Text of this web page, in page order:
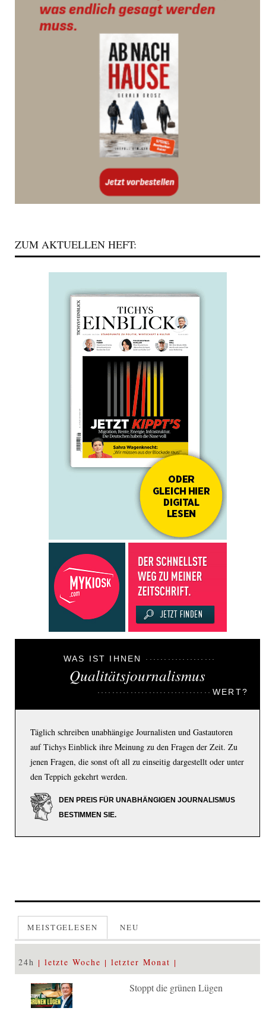
ZUM AKTUELLEN HEFT:
WAS IST IHNEN
Qualitätsjournalismus
WERT?
Täglich schreiben unabhängige Journalisten und Gastautoren
auf Tichys Einblick ihre Meinung zu den Fragen der Zeit. Zu
jenen Fragen, die sonst oft all zu einseitig dargestellt oder unter
den Teppich gekehrt werden.
DEN PREIS FÜR UNABHÄNGIGEN JOURNALISMUS
BESTIMMEN SIE.
MEISTGELESEN NEU
24h letzte Woche letzter Monat
Stoppt die grünen Lügen